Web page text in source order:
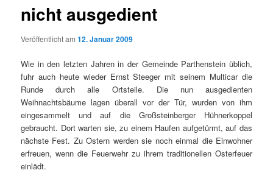
nicht ausgedient
Veröffentlicht am12. Januar 2009
Wie in den letzten Jahren in der Gemeinde Parthenstein üblich,
fuhr auch heute wieder Ernst Steeger mit seinem Multicar die
Runde durch alle Ortsteile. Die nun ausgedienten
Weihnachtsbäume lagen überall vor der Tür, wurden von ihm
eingesammelt und auf die Großsteinberger Hühnerkoppel
gebraucht. Dort warten sie, zu einem Haufen aufgetürmt, auf das
nächste Fest. Zu Ostern werden sie noch einmal die Einwohner
erfreuen, wenn die Feuerwehr zu ihrem traditionellen Osterfeuer
einlädt.